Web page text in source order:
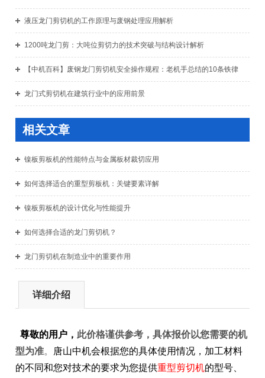
液压龙门剪切机的工作原理与废钢处理应用解析
1200吨龙门剪：大吨位剪切力的技术突破与结构设计解析
【中机百科】废钢龙门剪切机安全操作规程：老机手总结的10条铁律
龙门式剪切机在建筑行业中的应用前景
相关文章
镍板剪板机的性能特点与金属板材裁切应用
如何选择适合的重型剪板机：关键要素详解
镍板剪板机的设计优化与性能提升
如何选择合适的龙门剪切机？
龙门剪切机在制造业中的重要作用
详细介绍
尊敬的用户， 此价格谨供参考，具体报价以您需要的机
型为准。 唐山中机会根据您的具体使用情况，加工材料
的不同和您对技术的要求为您提供重型剪切机的型号、